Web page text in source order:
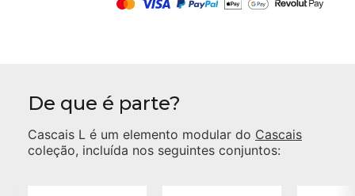
De que é parte?
Cascais L é um elemento modular do Cascais
coleção, incluída nos seguintes conjuntos: